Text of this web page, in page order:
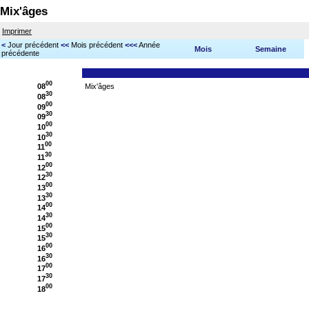
Mix'âges
Imprimer
< Jour précédent << Mois précédent <<<Année
précédente
Mois Semaine
0800
0830
0900
0930
1000
1030
1100
1130
1200
1230
1300
1330
1400
1430
1500
1530
1600
1630
1700
1730
1800
Mix'âges